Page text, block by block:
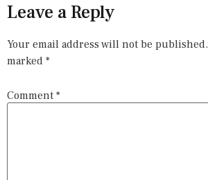
Leave a Reply
Your email address will not be published.
marked *
Comment *